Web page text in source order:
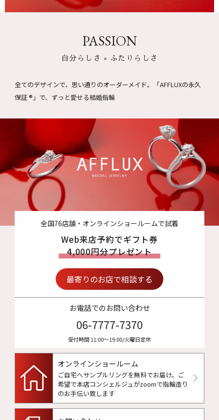
PASSION
自分らしさ × ふたりらしさ
全てのデザインで、思い通りのオーダーメイド。
「AFFLUXの永久
保証 ®」で、ずっと愛せる結婚指輪
全国76店舗・オンラインショールームで試着
Web来店予約でギフト券
4,000円分プレゼント
最寄りのお店で相談する
お電話でのお問い合わせ
06-7777-7370
受付時間 11:00〜19:00/火曜日定休
オンラインショールーム
ご自宅へサンプルリングを無料でお届け。 ご
希望で本店コンシェルジュがzoomで指輪造り
のお手伝い致します